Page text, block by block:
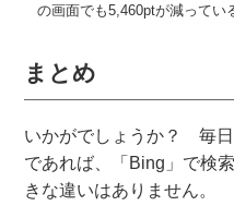
の画面でも5,460ptが減ってい
まとめ
いかがでしょうか？ 毎
であれば、「Bing」で検
きな違いはありません。